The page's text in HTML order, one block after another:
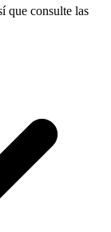
que consulte las